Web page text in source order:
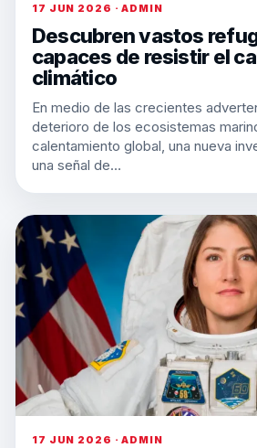
17 JUN 2026 · ADMIN
Descubren vastos
capaces de resistir el
climático
En medio de las crecientes
deterioro de los ecosistemas
calentamiento global, una nueva
una señal de…
17 JUN 2026 · ADMIN